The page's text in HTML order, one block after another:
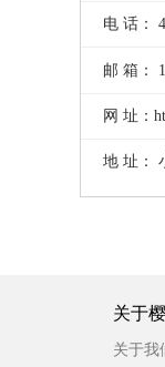
电 话：
邮 箱：
网 址：
地 址：
关于
关于我